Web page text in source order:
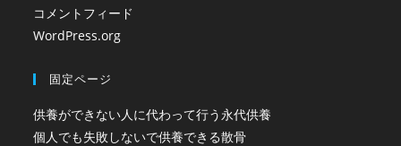
コメントフィード
WordPress.org
固定ページ
供養ができない人に代わって行う永代供養
個人でも失敗しないで供養できる散骨